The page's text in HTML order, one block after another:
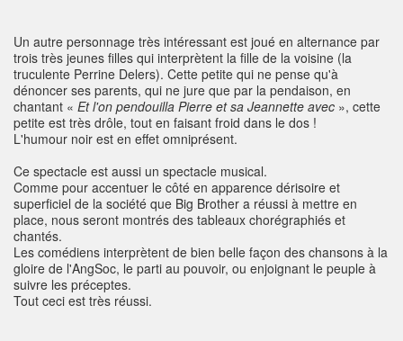
Un autre personnage très intéressant est joué en alternance par
trois très jeunes filles qui interprètent la fille de la voisine (la
truculente Perrine Delers). Cette petite qui ne pense qu'à
dénoncer ses parents, qui ne jure que par la pendaison, en
chantant « Et l'on pendouilla Pierre et sa Jeannette avec », cette
petite est très drôle, tout en faisant froid dans le dos !
L'humour noir est en effet omniprésent.
Ce spectacle est aussi un spectacle musical.
Comme pour accentuer le côté en apparence dérisoire et
superficiel de la société que Big Brother a réussi à mettre en
place, nous seront montrés des tableaux chorégraphiés et
chantés.
Les comédiens interprètent de bien belle façon des chansons à la
gloire de l'AngSoc, le parti au pouvoir, ou enjoignant le peuple à
suivre les préceptes.
Tout ceci est très réussi.